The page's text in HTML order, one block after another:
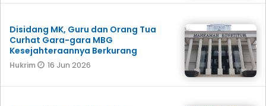
Disidang MK, Guru dan Orang Tua
Curhat Gara-gara MBG
Kesejahteraannya Berkurang
Hukrim 16 Jun 2026